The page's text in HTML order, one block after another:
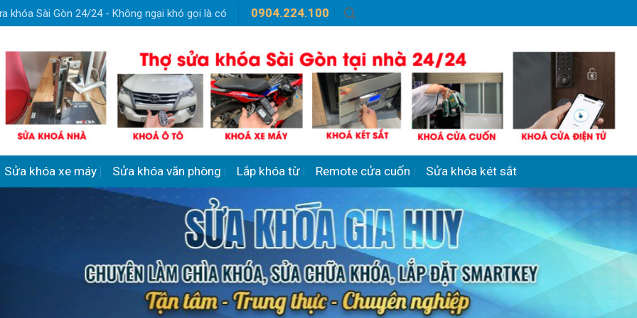
khóa Sài Gòn 24/24 - Không ngại khó gọi là có 0904.224.100
Sửa khóa xe máy Sửa khóa văn phòng Lắp khóa từ Remote cửa cuốn Sửa khóa két sắt